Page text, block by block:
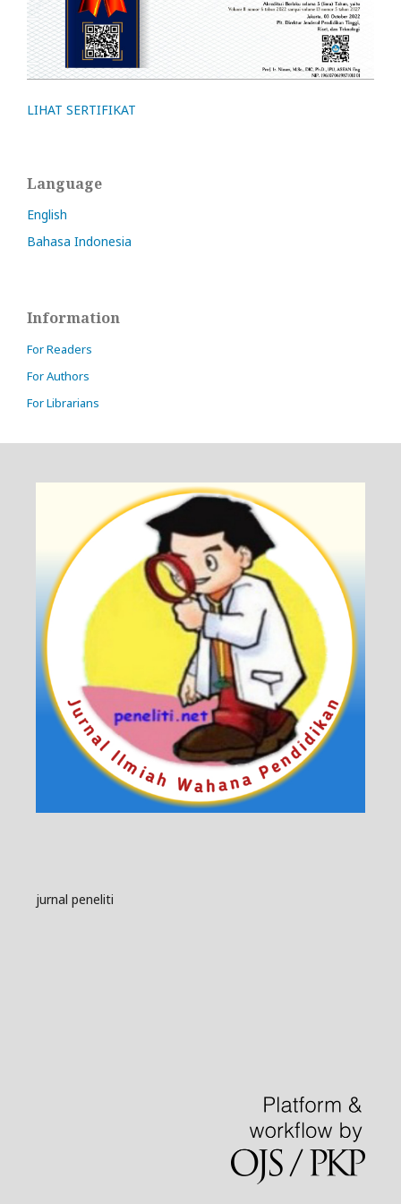
LIHAT SERTIFIKAT
Language
English
Bahasa Indonesia
Information
For Readers
For Authors
For Librarians
jurnal peneliti